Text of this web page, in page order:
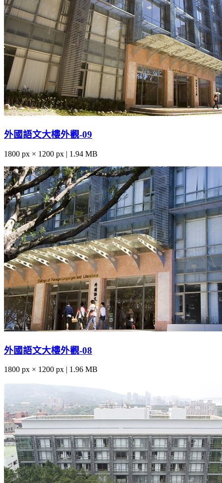
外國語文大樓外觀-09
1800 px × 1200 px | 1.94 MB
外國語文大樓外觀-08
1800 px × 1200 px | 1.96 MB